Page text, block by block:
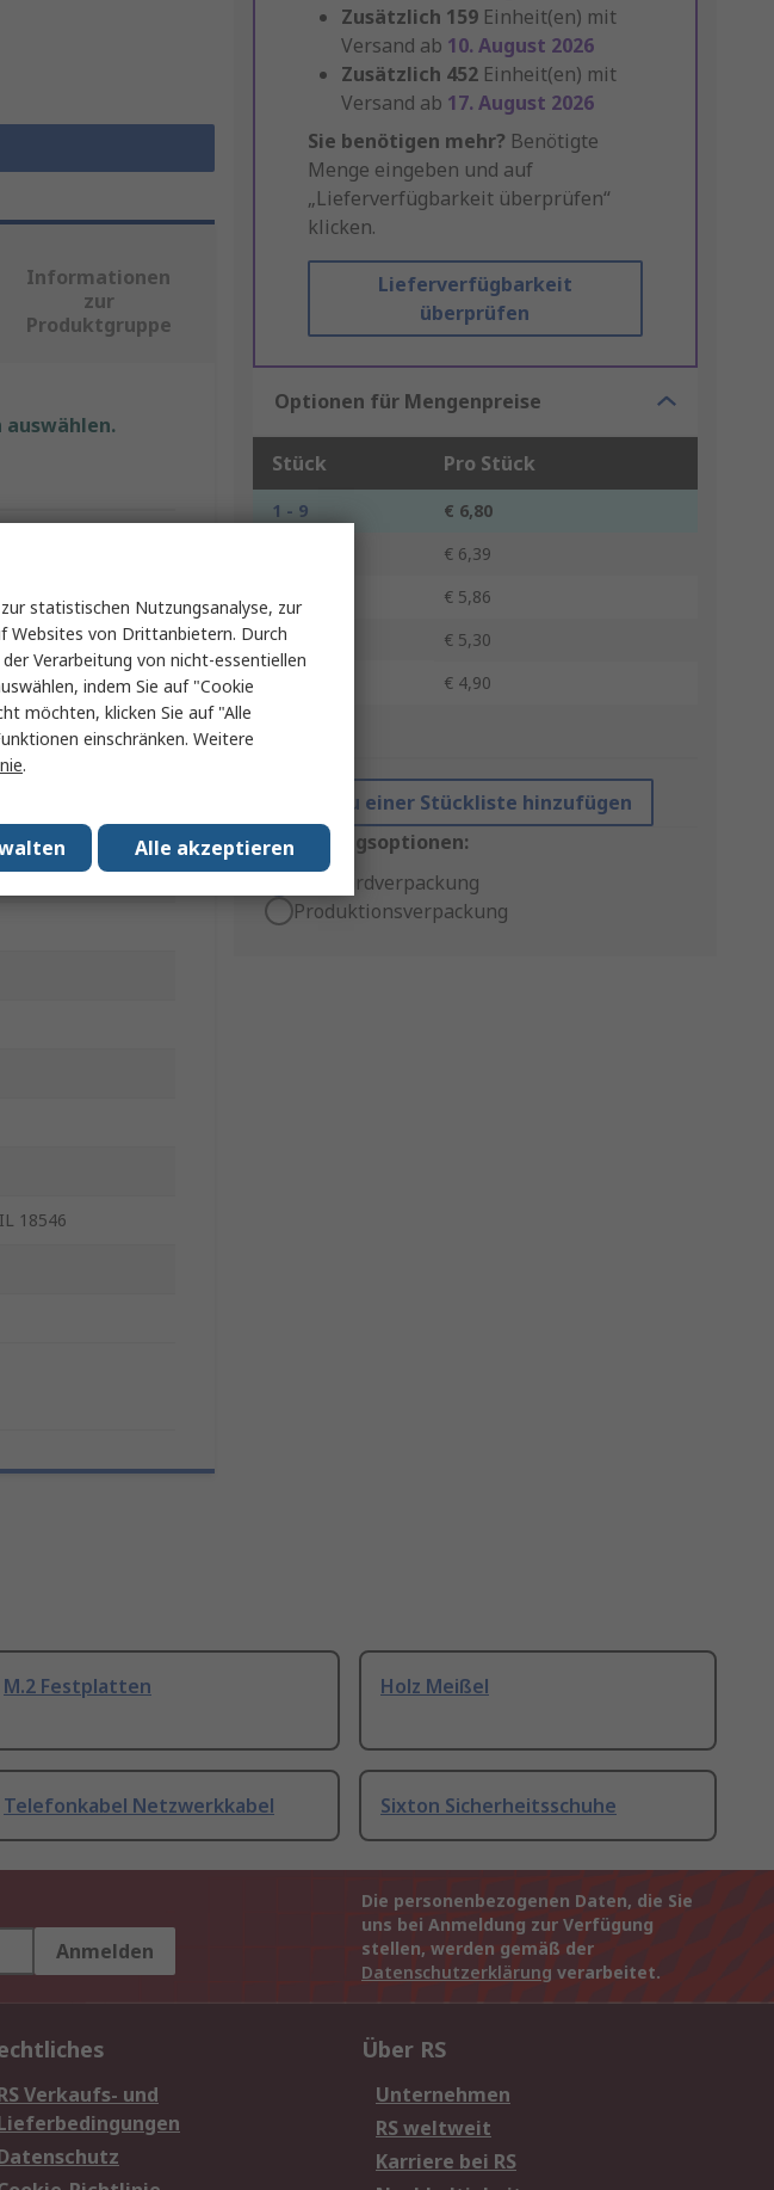
Zusätzlich 159 Einheit(en) mit
Versand ab 10. August 2026
Zusätzlich 452 Einheit(en) mit
Versand ab 17. August 2026
Sie benötigen mehr? Benötigte
Menge eingeben und auf
„Lieferverfügbarkeit überprüfen“
klicken.
Lieferverfügbarkeit
überprüfen
Optionen für Mengenpreise
Stück Pro Stück
1 - 9
€ 6,80
€ 6,39
€ 5,86
50 - 99
€ 5,30
€ 4,90
*Richtpreis
Zu einer Stückliste hinzufügen
Verpackungsoptionen:
Standardverpackung
Produktionsverpackung
Informationen
zur
Produktgruppe
auswählen.
18546
M.2 Festplatten Holz Meißel
Telefonkabel Netzwerkkabel Sixton Sicherheitsschuhe
Anmelden
Die personenbezogenen Daten, die Sie
uns bei Anmeldung zur Verfügung
stellen, werden gemäß der
Datenschutzerklärung verarbeitet.
Verkaufs- und
Über RS
Unternehmen
RS weltweit
Karriere bei RS
statistischen Nutzungsanalyse, zur
Websites von Drittanbietern. Durch
Verarbeitung von nicht-essentiellen
indem Sie auf "Cookie
möchten, klicken Sie auf "Alle
einschränken. Weitere
.
Alle akzeptieren